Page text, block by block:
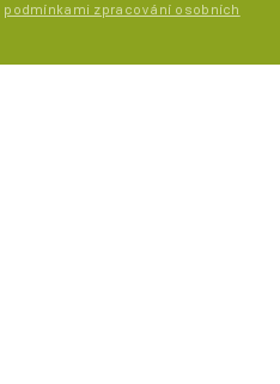
podmínkami zpracování osobních